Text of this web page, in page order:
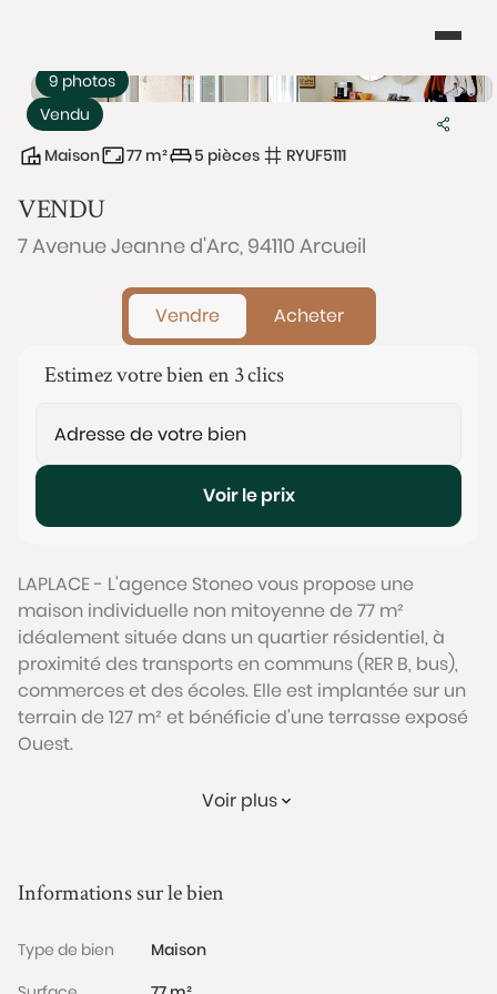
Vendu
9 photos
Maison 77 m² 5 pièces RYUF5111
VENDU
7 Avenue Jeanne d'Arc, 94110 Arcueil
Vendre Acheter
Estimez votre bien en 3 clics
Voir le prix
LAPLACE - L'agence Stoneo vous propose une
maison individuelle non mitoyenne de 77 m²
idéalement située dans un quartier résidentiel, à
proximité des transports en communs (RER B, bus),
commerces et des écoles. Elle est implantée sur un
terrain de 127 m² et bénéficie d'une terrasse exposé
Ouest.
Cette maison agencée sur 2 niveaux (rez-de-jardin
Au rez-de-jardin, l'entrée dessert un séjour
de 30m² ouvrant sur la grande terrasse sans vis à
vis où vous pourrez aménager plusieurs espaces :
Voir plus
Informations sur le bien
Type de bien
Maison